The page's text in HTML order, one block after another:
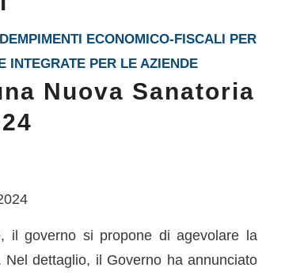
ECONOMICO-FISCALI PER
INTEGRATE PER LE AZIENDE
Nuova Sanatoria
il governo si propone di agevolare la
dettaglio, il Governo ha annunciato